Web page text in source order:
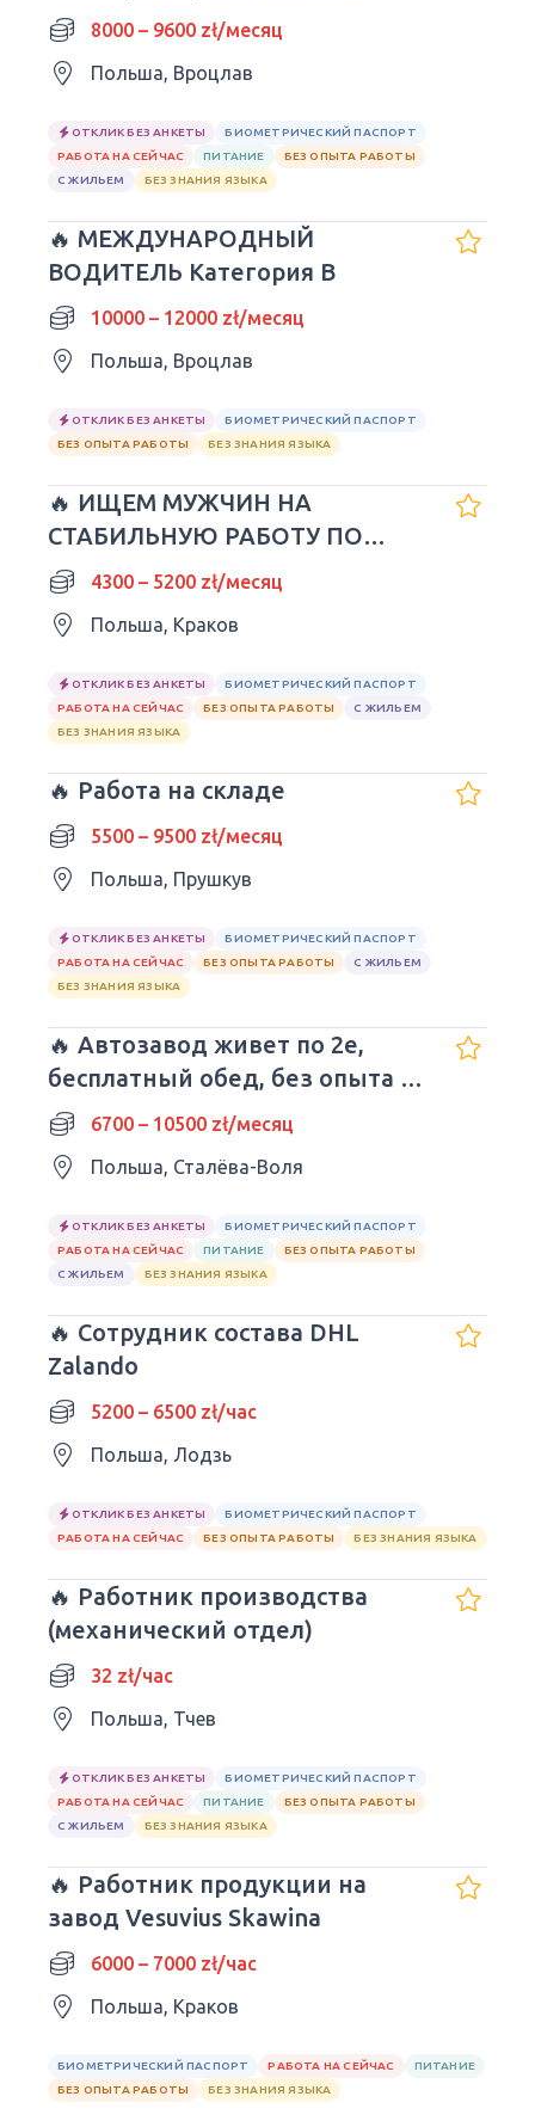
молодежи!
8000 – 9600 zł/месяц
Польша, Вроцлав
ОТКЛИК БЕЗ АНКЕТЫ
БИОМЕТРИЧЕСКИЙ ПАСПОРТ
РАБОТА НА СЕЙЧАС
ПИТАНИЕ
БЕЗ ОПЫТА РАБОТЫ
С ЖИЛЬЕМ
БЕЗ ЗНАНИЯ ЯЗЫКА
🔥 МЕЖДУНАРОДНЫЙ
ВОДИТЕЛЬ Категория B
10000 – 12000 zł/месяц
Польша, Вроцлав
ОТКЛИК БЕЗ АНКЕТЫ
БИОМЕТРИЧЕСКИЙ ПАСПОРТ
БЕЗ ОПЫТА РАБОТЫ
БЕЗ ЗНАНИЯ ЯЗЫКА
🔥 ИЩЕМ МУЖЧИН НА
СТАБИЛЬНУЮ РАБОТУ ПО
UMOWA O PRACĘ! KRAKÓW
4300 – 5200 zł/месяц
Польша, Краков
ОТКЛИК БЕЗ АНКЕТЫ
БИОМЕТРИЧЕСКИЙ ПАСПОРТ
РАБОТА НА СЕЙЧАС
БЕЗ ОПЫТА РАБОТЫ
С ЖИЛЬЕМ
БЕЗ ЗНАНИЯ ЯЗЫКА
🔥 Работа на складе
5500 – 9500 zł/месяц
Польша, Прушкув
ОТКЛИК БЕЗ АНКЕТЫ
БИОМЕТРИЧЕСКИЙ ПАСПОРТ
РАБОТА НА СЕЙЧАС
БЕЗ ОПЫТА РАБОТЫ
С ЖИЛЬЕМ
БЕЗ ЗНАНИЯ ЯЗЫКА
🔥 Автозавод живет по 2е,
бесплатный обед, без опыта и
языка.6700 – 10500 zł/месяц
Польша, Сталёва-Воля
ОТКЛИК БЕЗ АНКЕТЫ
БИОМЕТРИЧЕСКИЙ ПАСПОРТ
РАБОТА НА СЕЙЧАС
ПИТАНИЕ
БЕЗ ОПЫТА РАБОТЫ
С ЖИЛЬЕМ
БЕЗ ЗНАНИЯ ЯЗЫКА
🔥 Сотрудник состава DHL
Zalando
5200 – 6500 zł/час
Польша, Лодзь
ОТКЛИК БЕЗ АНКЕТЫ
БИОМЕТРИЧЕСКИЙ ПАСПОРТ
РАБОТА НА СЕЙЧАС
БЕЗ ОПЫТА РАБОТЫ БЕЗ ЗНАНИЯ ЯЗЫКА
🔥 Работник производства
(механический отдел)
32 zł/час
Польша, Тчев
ОТКЛИК БЕЗ АНКЕТЫ
БИОМЕТРИЧЕСКИЙ ПАСПОРТ
РАБОТА НА СЕЙЧАС
ПИТАНИЕ
БЕЗ ОПЫТА РАБОТЫ
С ЖИЛЬЕМ
БЕЗ ЗНАНИЯ ЯЗЫКА
🔥 Работник продукции на
завод Vesuvius Skawina
6000 – 7000 zł/час
Польша, Краков
БИОМЕТРИЧЕСКИЙ ПАСПОРТ РАБОТА НА СЕЙЧАС
ПИТАНИЕ
БЕЗ ОПЫТА РАБОТЫ
БЕЗ ЗНАНИЯ ЯЗЫКА